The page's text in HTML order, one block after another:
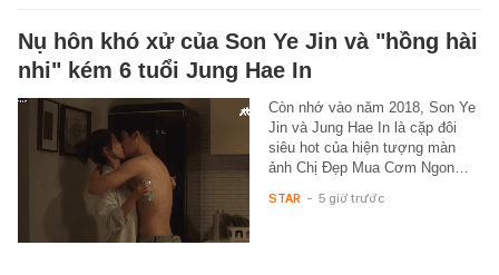
Nụ hôn khó xử của Son Ye Jin và "hồng hài
nhi" kém 6 tuổi Jung Hae In
Còn nhớ vào năm 2018, Son Ye
Jin và Jung Hae In là cặp đôi
siêu hot của hiện tượng màn
ảnh Chị Đẹp Mua Cơm Ngon…
STAR - 5 giờ trước